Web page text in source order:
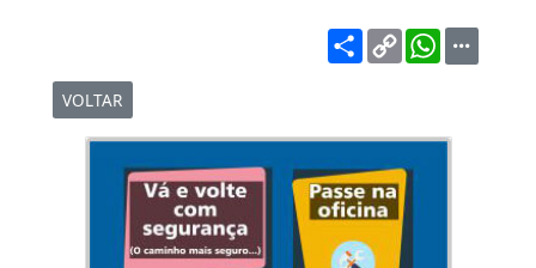
Material Educativo
Share